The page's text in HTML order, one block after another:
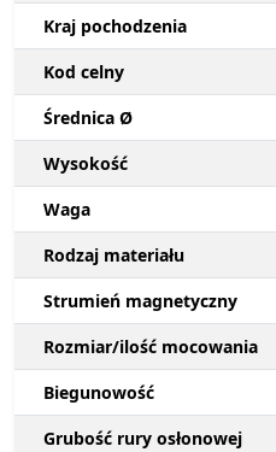
Kraj pochodzenia
Kod celny
Średnica Ø
Wysokość
Waga
Rodzaj materiału
Strumień magnetyczny
Rozmiar/ilość mocowania
Biegunowość
Grubość rury osłonowej